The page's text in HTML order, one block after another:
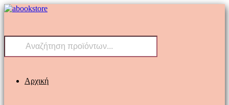
Skip
Products
Αρχική